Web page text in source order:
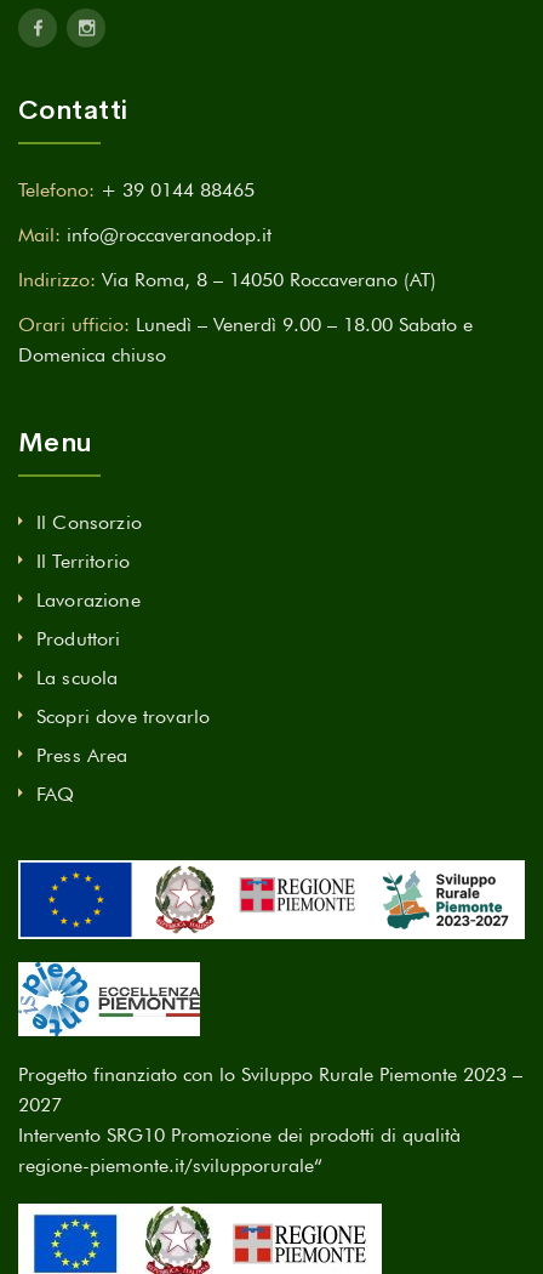
Contatti
Telefono: + 39 0144 88465
Mail: info@roccaveranodop.it
Indirizzo: Via Roma, 8 – 14050 Roccaverano (AT)
Orari ufficio: Lunedì – Venerdì 9.00 – 18.00 Sabato e
Domenica chiuso
Menu
Il Consorzio
Il Territorio
Lavorazione
Produttori
La scuola
Scopri dove trovarlo
Press Area
FAQ
Progetto finanziato con lo Sviluppo Rurale Piemonte 2023 –
2027
Intervento SRG10 Promozione dei prodotti di qualità
regione-piemonte.it/svilupporurale“